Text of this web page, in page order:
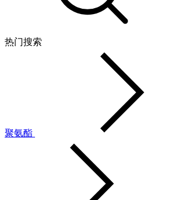
热门搜索
聚氨酯